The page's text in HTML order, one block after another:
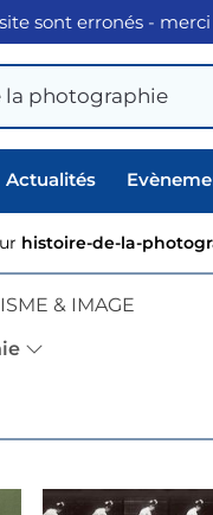
sont erronés -
Actualités
histoire-de-la-
& IMAGE